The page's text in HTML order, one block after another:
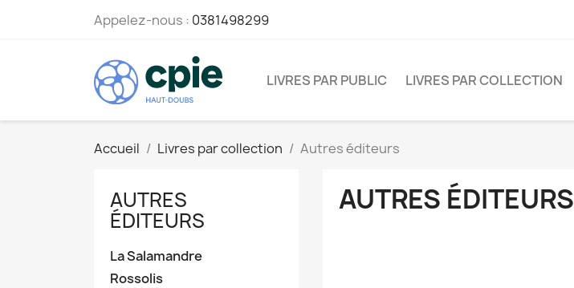
Appelez-nous : 0381498299
LIVRES PAR PUBLIC LIVRES PAR COLLECTION
Accueil Livres par collection Autres éditeurs
AUTRES
ÉDITEURS
La Salamandre
Rossolis
AUTRES ÉDITEURS